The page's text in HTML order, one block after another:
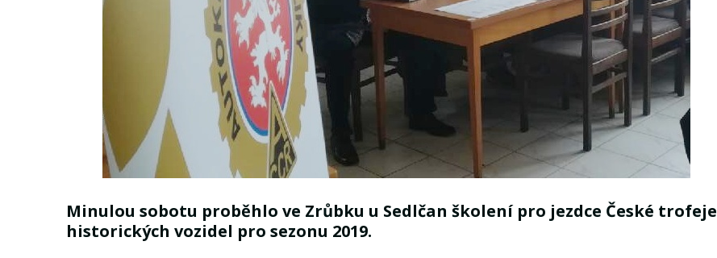
Minulou sobotu proběhlo ve Zrůbku u Sedlčan školení pro jezdce České trofeje
historických vozidel pro sezonu 2019.